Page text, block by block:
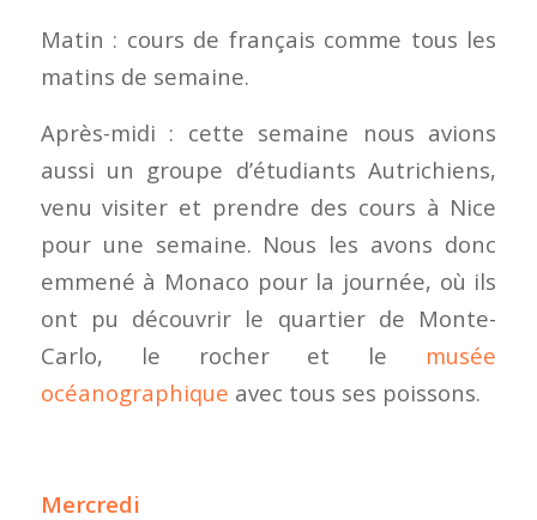
Matin : cours de français comme tous les
matins de semaine.
Après-midi : cette semaine nous avions
aussi un groupe d’étudiants Autrichiens,
venu visiter et prendre des cours à Nice
pour une semaine. Nous les avons donc
emmené à Monaco pour la journée, où ils
ont pu découvrir le quartier de Monte-
Carlo, le rocher et le musée
océanographique avec tous ses poissons.
Mercredi